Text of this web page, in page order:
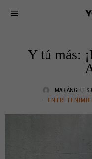
Y tú más:
MARIÁNGELES